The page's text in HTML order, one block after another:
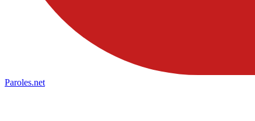
Paroles.net